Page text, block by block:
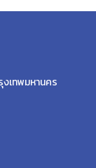
งเทพมหานคร